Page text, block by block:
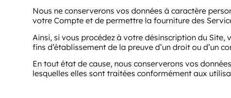
Nous ne conserverons vos données à caractère
votre Compte et de permettre la fourniture des
Ainsi, si vous procédez à votre désinscription du
fins d’établissement de la preuve d’un droit ou d’un
En tout état de cause, nous conserverons vos
lesquelles elles sont traitées conformément aux